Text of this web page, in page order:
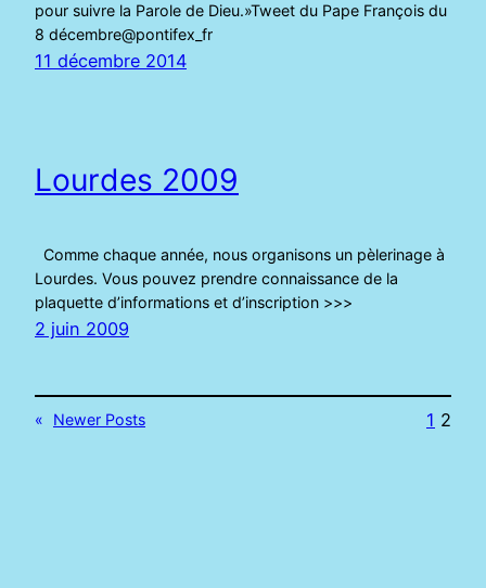
pour suivre la Parole de Dieu.»Tweet du Pape François du
8 décembre@pontifex_fr
11 décembre 2014
Lourdes 2009
Comme chaque année, nous organisons un pèlerinage à
Lourdes. Vous pouvez prendre connaissance de la
plaquette d’informations et d’inscription >>>
2 juin 2009
« Newer Posts 1 2